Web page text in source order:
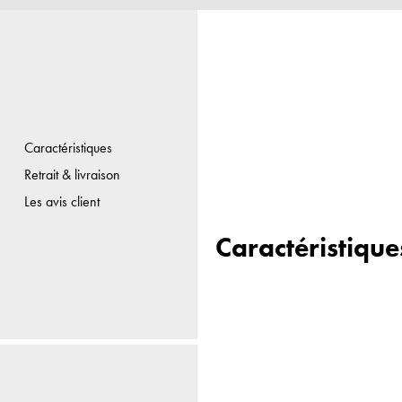
Caractéristiques
Retrait & livraison
Les avis client